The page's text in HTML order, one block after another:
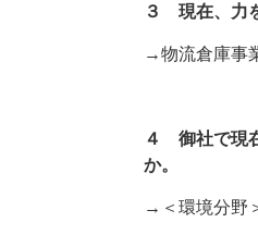
３ 現在、力
→物流倉庫事
４ 御社で現
か。
→＜環境分野